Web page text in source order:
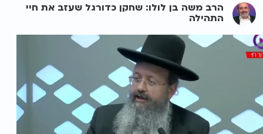
הרב משה בן לולו: שחקן כדורגל שעזב את חיי
התהילה